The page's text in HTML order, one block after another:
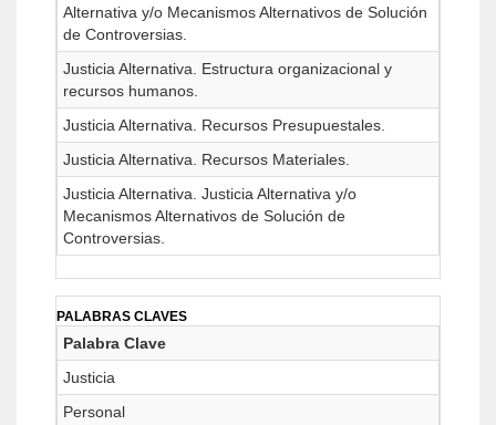
Alternativa y/o Mecanismos Alternativos de Solución
de Controversias.
Justicia Alternativa. Estructura organizacional y
recursos humanos.
Justicia Alternativa. Recursos Presupuestales.
Justicia Alternativa. Recursos Materiales.
Justicia Alternativa. Justicia Alternativa y/o
Mecanismos Alternativos de Solución de
Controversias.
PALABRAS CLAVES
Palabra Clave
Justicia
Personal